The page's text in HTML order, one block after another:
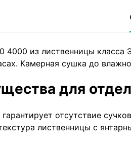
4000 из лиственницы класса
Камерная сушка до
для
отсутствие
лиственницы с